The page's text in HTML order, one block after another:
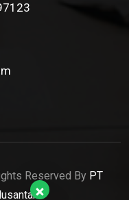
Reserved By PT